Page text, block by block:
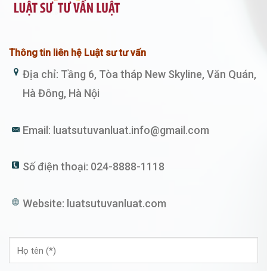
Thông tin liên hệ Luật sư tư vấn
Địa chỉ: Tầng 6, Tòa tháp New Skyline, Văn Quán,
Hà Đông, Hà Nội
Email: luatsutuvanluat.info@gmail.com
Số điện thoại: 024-8888-1118
Website: luatsutuvanluat.com